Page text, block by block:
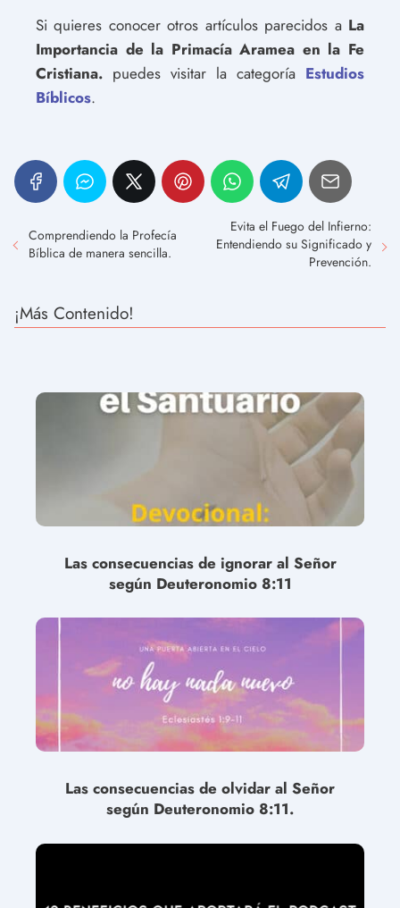
Si quieres conocer otros artículos parecidos a La
Importancia de la Primacía Aramea en la Fe
Cristiana. puedes visitar la categoría Estudios
Bíblicos.
Comprendiendo la Profecía
Bíblica de manera sencilla.
Evita el Fuego del Infierno:
Entendiendo su Significado y
Prevención.
¡Más Contenido!
Las consecuencias de ignorar al Señor
según Deuteronomio 8:11
Las consecuencias de olvidar al Señor
según Deuteronomio 8:11.